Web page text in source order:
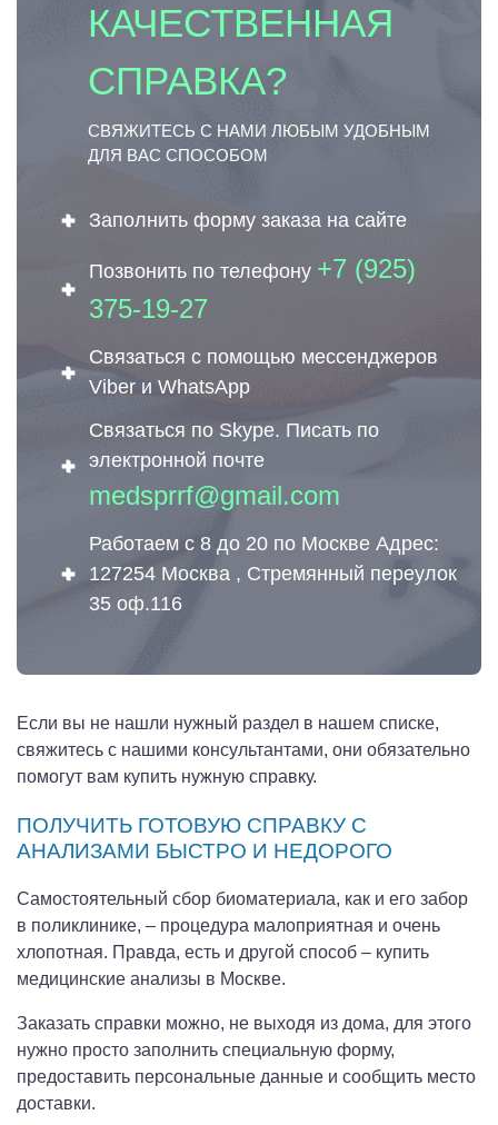
КАЧЕСТВЕННАЯ
СПРАВКА?
СВЯЖИТЕСЬ С НАМИ ЛЮБЫМ УДОБНЫМ
ДЛЯ ВАС СПОСОБОМ
Заполнить форму заказа на сайте
Позвонить по телефону +7 (925)
375-19-27
Связаться с помощью мессенджеров
Viber и WhatsApp
Связаться по Skype. Писать по
электронной почте
medsprrf@gmail.com
Работаем с 8 до 20 по Москве Адрес:
127254 Москва , Стремянный переулок
35 оф.116
Если вы не нашли нужный раздел в нашем списке,
свяжитесь с нашими консультантами, они обязательно
помогут вам купить нужную справку.
ПОЛУЧИТЬ ГОТОВУЮ СПРАВКУ С
АНАЛИЗАМИ БЫСТРО И НЕДОРОГО
Самостоятельный сбор биоматериала, как и его забор
в поликлинике, – процедура малоприятная и очень
хлопотная. Правда, есть и другой способ – купить
медицинские анализы в Москве.
Заказать справки можно, не выходя из дома, для этого
нужно просто заполнить специальную форму,
предоставить персональные данные и сообщить место
доставки.